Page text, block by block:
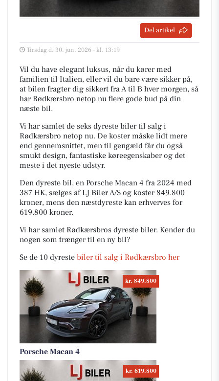
Del artikel
Tirsdag d. 30. jun. 2026 - kl. 13:19
Vil du have elegant luksus, når du kører med
familien til Italien, eller vil du bare være sikker på,
at bilen fragter dig sikkert fra A til B hver morgen, så
har Rødkærsbro netop nu flere gode bud på din
næste bil.
Vi har samlet de seks dyreste biler til salg i
Rødkærsbro netop nu. De koster måske lidt mere
end gennemsnittet, men til gengæld får du også
smukt design, fantastiske køreegenskaber og det
meste i det nyeste udstyr.
Den dyreste bil, en Porsche Macan 4 fra 2024 med
387 HK, sælges af LJ Biler A/S og koster 849.800
kroner, mens den næstdyreste kan erhverves for
619.800 kroner.
Vi har samlet Rødkærsbros dyreste biler. Kender du
nogen som trænger til en ny bil?
Se de 10 dyreste biler til salg i Rødkærsbro her
kr. 849.800
Porsche Macan 4
kr. 619.800